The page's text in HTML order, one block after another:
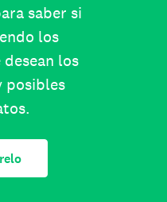
saber si
los
los
posibles